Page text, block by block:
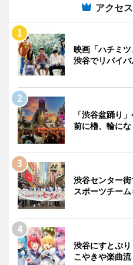
アクセ
映画「ハチミツ
渋谷でリバイ
「渋谷盆踊り
前に櫓、輪にな
渋谷センター
スポーツチー
渋谷にすとぷ
こやきや楽曲